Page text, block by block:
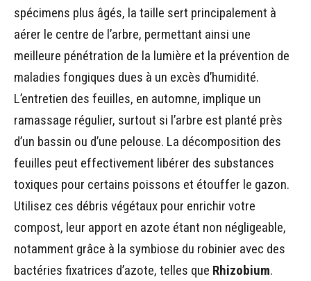
spécimens plus âgés, la taille sert principalement à
aérer le centre de l’arbre, permettant ainsi une
meilleure pénétration de la lumière et la prévention de
maladies fongiques dues à un excès d’humidité.
L’entretien des feuilles, en automne, implique un
ramassage régulier, surtout si l’arbre est planté près
d’un bassin ou d’une pelouse. La décomposition des
feuilles peut effectivement libérer des substances
toxiques pour certains poissons et étouffer le gazon.
Utilisez ces débris végétaux pour enrichir votre
compost, leur apport en azote étant non négligeable,
notamment grâce à la symbiose du robinier avec des
bactéries fixatrices d’azote, telles que Rhizobium.